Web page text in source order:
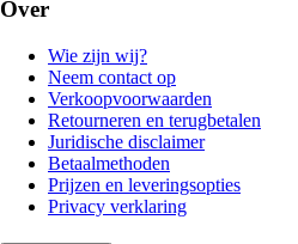
Over
Wie zijn wij?
Neem contact op
Verkoopvoorwaarden
Retourneren en terugbetalen
Juridische disclaimer
Betaalmethoden
Prijzen en leveringsopties
Privacy verklaring